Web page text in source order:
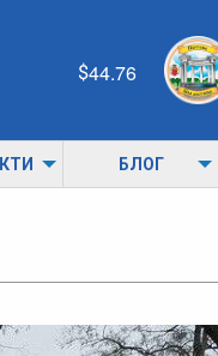
44.76
БЛОГ